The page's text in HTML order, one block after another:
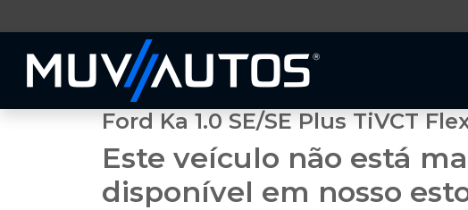
Ford Ka 1.0 SE/SE Plus TiVCT
Este veículo não está
disponível em nosso